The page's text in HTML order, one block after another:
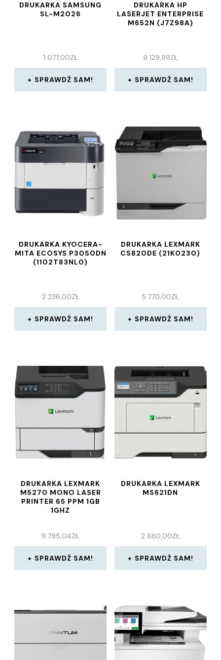
DRUKARKA SAMSUNG
SL-M2026
1 077,00ZŁ
SPRAWDŹ SAM!
DRUKARKA HP
LASERJET ENTERPRISE
M652N (J7Z98A)
9 129,99ZŁ
SPRAWDŹ SAM!
DRUKARKA KYOCERA-
MITA ECOSYS P3050DN
(1102T83NL0)
2 236,00ZŁ
SPRAWDŹ SAM!
DRUKARKA LEXMARK
CS820DE (21K0230)
5 770,00ZŁ
SPRAWDŹ SAM!
DRUKARKA LEXMARK
M5270 MONO LASER
PRINTER 65 PPM 1GB
1GHZ
9 795,04ZŁ
SPRAWDŹ SAM!
DRUKARKA LEXMARK
MS621DN
2 680,00ZŁ
SPRAWDŹ SAM!